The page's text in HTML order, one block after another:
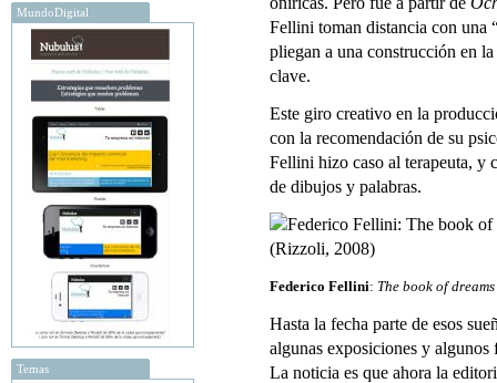
MundoDigital
Temas
Fellini toman distancia con una
pliegan a una construcción en
clave.
Este giro creativo en la
con la recomendación de su
Fellini hizo caso al terapeuta, y
de dibujos y palabras.
Federico Fellini: The book of dreams
Hasta la fecha parte de esos
algunas exposiciones y
La noticia es que ahora la